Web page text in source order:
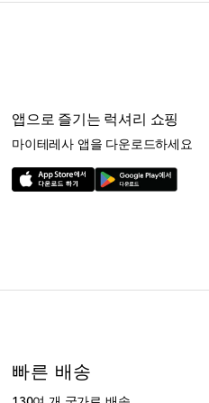
앱으로 즐기는 럭셔리 쇼핑
마이테레사 앱을 다운로드하세요
빠른 배송